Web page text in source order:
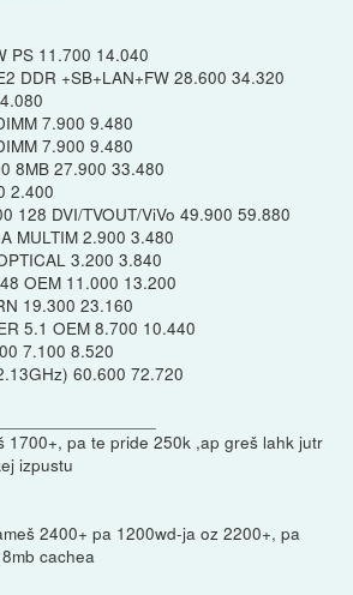
PS 11.700 14.040
DDR +SB+LAN+FW 28.600 34.320
7.900 9.480
7.900 9.480
8MB 27.900 33.480
2.400
128 DVI/TVOUT/ViVo 49.900 59.880
MULTIM 2.900 3.480
3.200 3.840
OEM 11.000 13.200
19.300 23.160
5.1 OEM 8.700 10.440
7.100 8.520
60.600 72.720
1700+, pa te pride 250k ,ap greš lahk jutr
izpustu
2400+ pa 1200wd-ja oz 2200+, pa
cachea